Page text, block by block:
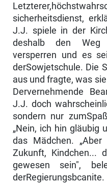
sicherheitsdienst,
J.J. spiele in der
deshalb den Weg
versperren und es
derSowjetschule. Die
aus und fragte, was
Dervernehmende
J.J. doch
sondern nur
„Nein, ich hin gläubig
das Mädchen.
Zukunft, Kindchen...
gewesen sein",